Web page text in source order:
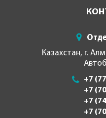
Казахстан, г.
+7
+7
+7
+7